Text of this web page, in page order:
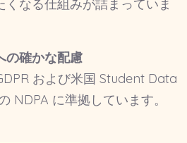
なる仕組みが詰まっていま
の確かな配慮
および米国 Student Data
NDPA に準拠しています。